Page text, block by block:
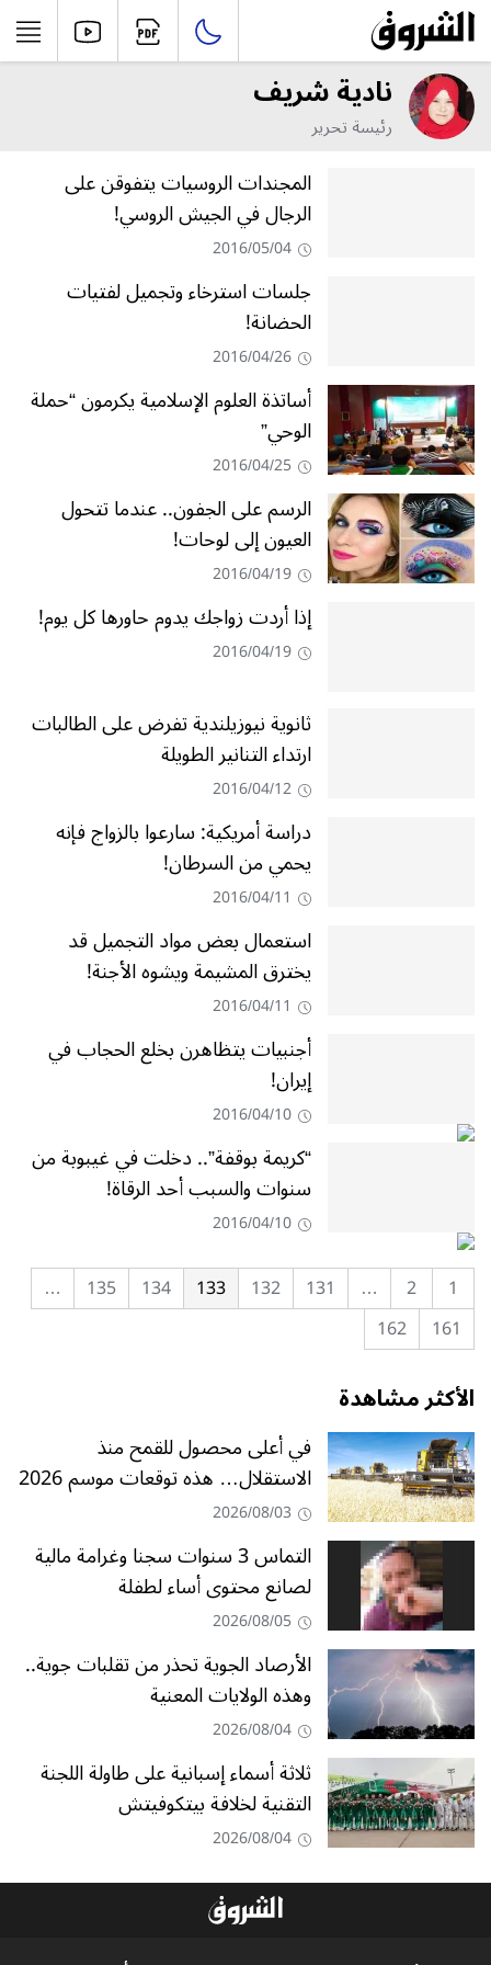
نادية شريف
رئيسة تحرير
المجندات الروسيات يتفوقن على
الرجال في الجيش الروسي!
2016/05/04
جلسات استرخاء وتجميل لفتيات
الحضانة!
2016/04/26
أساتذة العلوم الإسلامية يكرمون “حملة
الوحي”
2016/04/25
الرسم على الجفون.. عندما تتحول
العيون إلى لوحات!
2016/04/19
إذا أردت زواجك يدوم حاورها كل يوم!
2016/04/19
ثانوية نيوزيلندية تفرض على الطالبات
ارتداء التنانير الطويلة
2016/04/12
دراسة أمريكية: سارعوا بالزواج فإنه
يحمي من السرطان!
2016/04/11
استعمال بعض مواد التجميل قد
يخترق المشيمة ويشوه الأجنة!
2016/04/11
أجنبيات يتظاهرن بخلع الحجاب في
إيران!
2016/04/10
“كريمة بوقفة”.. دخلت في غيبوبة من
سنوات والسبب أحد الرقاة!
2016/04/10
1
2
…
131
132
133
134
135
…
161
162
الأكثر مشاهدة
في أعلى محصول للقمح منذ
الاستقلال… هذه توقعات موسم 2026
2026/08/03
التماس 3 سنوات سجنا وغرامة مالية
لصانع محتوى أساء لطفلة
2026/08/05
الأرصاد الجوية تحذر من تقلبات جوية..
وهذه الولايات المعنية
2026/08/04
ثلاثة أسماء إسبانية على طاولة اللجنة
التقنية لخلافة بيتكوفيتش
2026/08/04